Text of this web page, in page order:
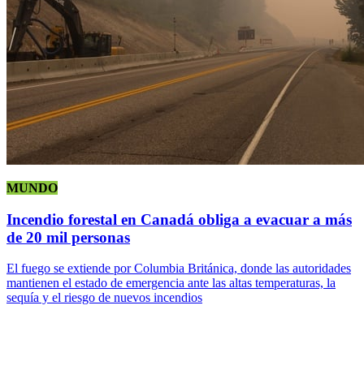
MUNDO
Incendio forestal en Canadá obliga a evacuar a más
de 20 mil personas
El fuego se extiende por Columbia Británica, donde las autoridades
mantienen el estado de emergencia ante las altas temperaturas, la
sequía y el riesgo de nuevos incendios